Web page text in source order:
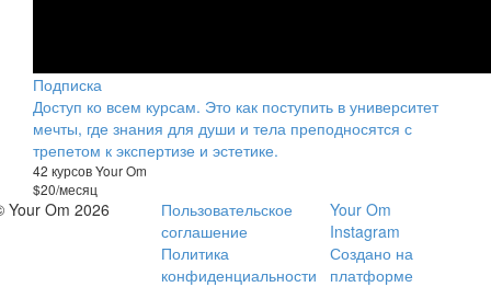
Подписка
Доступ ко всем курсам. Это как поступить в университет
мечты, где знания для души и тела преподносятся с
трепетом к экспертизе и эстетике.
42 курсов Your Om
$20/месяц
Your Om 2026
Пользовательское
соглашение
Политика
конфиденциальности
Your Om
Instagram
Создано на
платформе